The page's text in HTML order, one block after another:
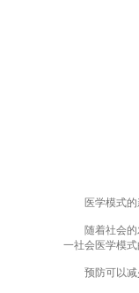
医学模式的
随着社会的发
一社会医学模式
预防可以减